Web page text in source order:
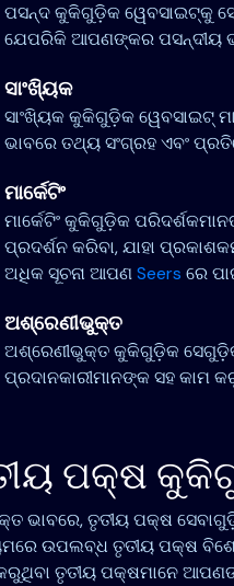
ପସନ୍ଦ କୁକିଗୁଡ଼ିକ ୱେବସାଇଟ୍‌କୁ
ଯେପରିକି ଆପଣଙ୍କର ପସନ୍ଦୀୟ
ସାଂଖ୍ୟିକ
ସାଂଖ୍ୟିକ କୁକିଗୁଡ଼ିକ ୱେବସାଇଟ୍‌
ଭାବରେ ତଥ୍ୟ ସଂଗ୍ରହ ଏବଂ
ମାର୍କେଟିଂ
ମାର୍କେଟିଂ କୁକିଗୁଡ଼ିକ
ପ୍ରଦର୍ଶନ କରିବା, ଯାହା
ଅଧିକ ସୂଚନା ଆପଣSeers ରେ
ଅଶ୍ରେଣୀଭୁକ୍ତ
ଅଶ୍ରେଣୀଭୁକ୍ତ କୁକିଗୁଡ଼ିକ
ପ୍ରଦାନକାରୀମାନଙ୍କ ସହ କାମ
ପକ୍ଷ
ଭାବରେ, ତୃତୀୟ ପକ୍ଷ
ଉପଲବ୍ଧ ତୃତୀୟ ପକ୍ଷ
ତୃତୀୟ ପକ୍ଷମାନେ